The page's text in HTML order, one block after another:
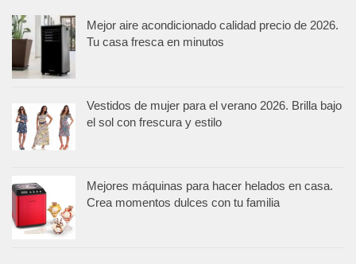
Mejor aire acondicionado calidad precio de 2026.
Tu casa fresca en minutos
Vestidos de mujer para el verano 2026. Brilla bajo
el sol con frescura y estilo
Mejores máquinas para hacer helados en casa.
Crea momentos dulces con tu familia